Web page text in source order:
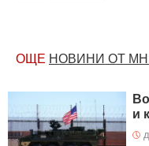
ОЩЕ НОВИНИ ОТ
и